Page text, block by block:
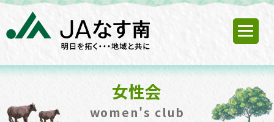
女性会
women's club